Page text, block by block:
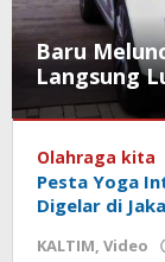
Baru
Langsung
Video
September
2017
Olahraga kita
Pesta Yoga
Digelar di
KALTIM Video